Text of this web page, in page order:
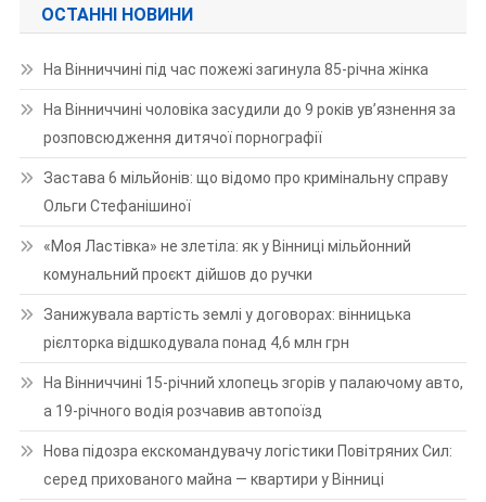
ОСТАННІ НОВИНИ
На Вінниччині під час пожежі загинула 85-річна жінка
На Вінниччині чоловіка засудили до 9 років ув’язнення за
розповсюдження дитячої порнографії
Застава 6 мільйонів: що відомо про кримінальну справу
Ольги Стефанішиної
«Моя Ластівка» не злетіла: як у Вінниці мільйонний
комунальний проєкт дійшов до ручки
Занижувала вартість землі у договорах: вінницька
рієлторка відшкодувала понад 4,6 млн грн
На Вінниччині 15-річний хлопець згорів у палаючому авто,
а 19-річного водія розчавив автопоїзд
Нова підозра екскомандувачу логістики Повітряних Сил:
серед прихованого майна — квартири у Вінниці